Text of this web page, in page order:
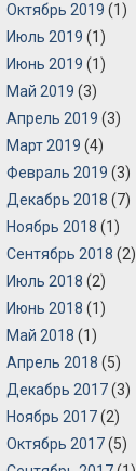
Октябрь 2019 (1)
Июль 2019 (1)
Июнь 2019 (1)
Май 2019 (3)
Апрель 2019 (3)
Март 2019 (4)
Февраль 2019 (3)
Декабрь 2018 (7)
Ноябрь 2018 (1)
Сентябрь 2018 (2)
Июль 2018 (2)
Июнь 2018 (1)
Май 2018 (1)
Апрель 2018 (5)
Декабрь 2017(3)
Ноябрь 2017(2)
Октябрь 2017(5)